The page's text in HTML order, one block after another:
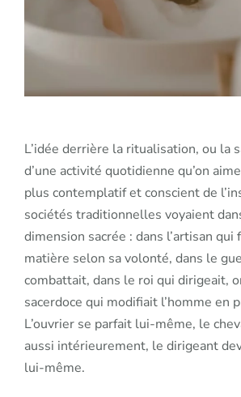
L’idée derrière la ritualisation, ou la
d’une activité quotidienne qu’on
plus contemplatif et conscient de
sociétés traditionnelles voyaient
dimension sacrée : dans l’artisan qui
matière selon sa volonté, dans le
combattait, dans le roi qui dirigeait,
sacerdoce qui modifiait l’homme en
L’ouvrier se parfait lui-même, le
aussi intérieurement, le dirigeant
lui-même.